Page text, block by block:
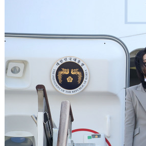
[속보]종합특검, '관저이전 봐주기 감사' 유병호 구
민주 콩고 에볼라환자 4천명 돌파, 4053명 발생
[속보]'300억원대 사기 혐의' 차가원 대표 구속 송치
"미 전국적 살모네라 식중독 원인은 멕시코산 할
[속보]경찰·노동부, HL만도 평택사업장 끼임 사망
[속보]합수본, '투표율 허위 입력' 중앙·서울·경기
[속보]원·달러 환율, 오전 9시 1423.8원
[속보]삼성전자·SK하이닉스 동반 강보합…1%대
[속보]코스닥, 5.95포인트(0.74%) 상승한 807.62
[속보]코스피, 6300선 재탈환…1.09% 오른